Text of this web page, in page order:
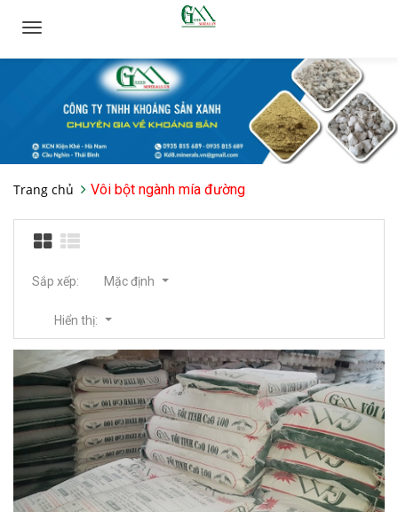
Toggle
Trang chủ Vôi bột ngành mía đường
Sắp xếp: Mặc định
Hiển thị: